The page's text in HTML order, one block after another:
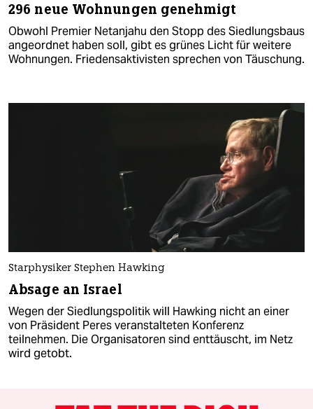
296 neue Wohnungen genehmigt
Obwohl Premier Netanjahu den Stopp des Siedlungsbaus
angeordnet haben soll, gibt es grünes Licht für weitere
Wohnungen. Friedensaktivisten sprechen von Täuschung.
Starphysiker Stephen Hawking
Absage an Israel
Wegen der Siedlungspolitik will Hawking nicht an einer
von Präsident Peres veranstalteten Konferenz
teilnehmen. Die Organisatoren sind enttäuscht, im Netz
wird getobt.